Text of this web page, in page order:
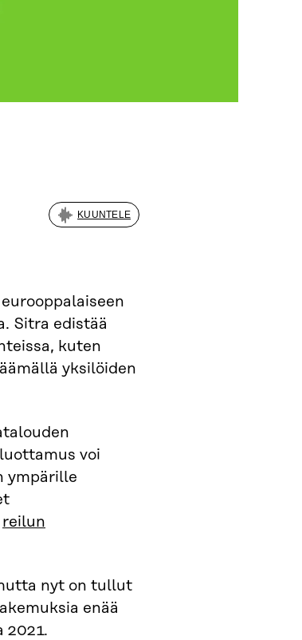
KUUNTELE
Sitra edistää
kuten
yksilöiden
voi
ympärille
reilun
nyt on tullut
enää
2021.